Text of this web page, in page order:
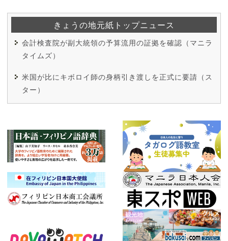
きょうの地元紙トップニュース
会計検査院が副大統領の予算流用の証拠を確認（マニラ
タイムズ）
米国が比にキボロイ師の身柄引き渡しを正式に要請（ス
ター）